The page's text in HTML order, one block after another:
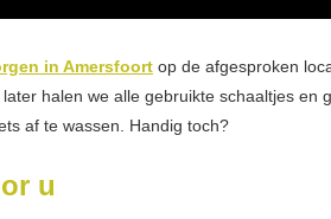
in Amersfoort op de afgesproken
halen we alle gebruikte schaaltjes en
af te wassen. Handig toch?
u